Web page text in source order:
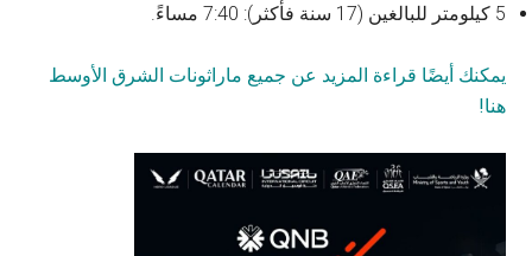
5 كيلومتر للبالغين (17 سنة فأكثر): 7:40 مساءً.
يمكنك أيضًا قراءة المزيد عن جميع ماراثونات الشرق الأوسط
هنا!